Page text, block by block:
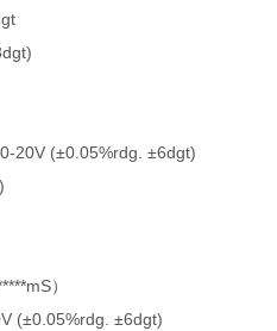
20V (±0.05%rdg. ±6dgt)
）
(±0.05%rdg. ±6dgt)